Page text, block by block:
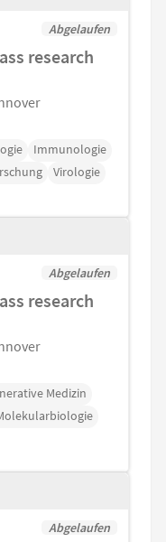
Abgelaufen
research
Immunologie
Virologie
Abgelaufen
research
Medizin
Abgelaufen